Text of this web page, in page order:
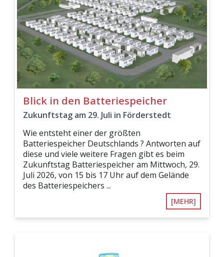
Blick in den Batteriespeicher
Zukunftstag am 29. Juli in Förderstedt
Wie entsteht einer der größten
Batteriespeicher Deutschlands ? Antworten auf
diese und viele weitere Fragen gibt es beim
Zukunftstag Batteriespeicher am Mittwoch, 29.
Juli 2026, von 15 bis 17 Uhr auf dem Gelände
des Batteriespeichers ...
[MEHR]